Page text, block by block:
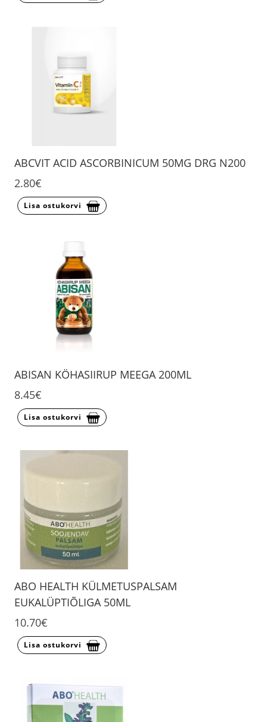
ABCVIT ACID ASCORBINICUM 50MG DRG N200
2.80€
Lisa ostukorvi
ABISAN KÖHASIIRUP MEEGA 200ML
8.45€
Lisa ostukorvi
ABO HEALTH KÜLMETUSPALSAM
EUKALÜPTIÕLIGA 50ML
10.70€
Lisa ostukorvi